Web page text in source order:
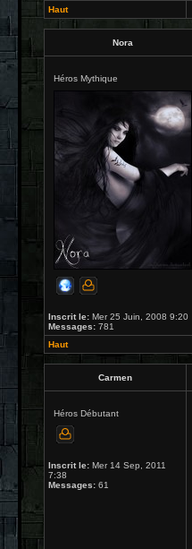
Haut
Nora
Héros Mythique
Inscrit le: Mer 25 Juin, 2008 9:20
Messages: 781
Haut
Carmen
Héros Débutant
Inscrit le: Mer 14 Sep, 2011
7:38
Messages: 61